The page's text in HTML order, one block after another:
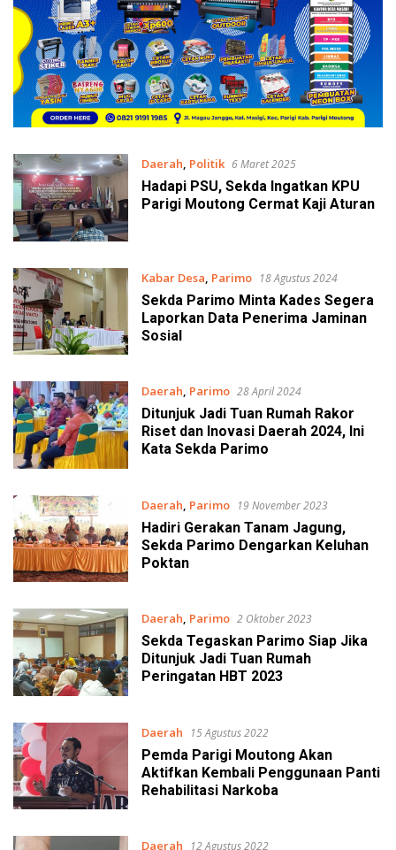
Daerah, Politik 6 Maret 2025
Hadapi PSU, Sekda Ingatkan KPU
Parigi Moutong Cermat Kaji Aturan
Kabar Desa, Parimo 18 Agustus 2024
Sekda Parimo Minta Kades Segera
Laporkan Data Penerima Jaminan
Sosial
Daerah, Parimo 28 April 2024
Ditunjuk Jadi Tuan Rumah Rakor
Riset dan Inovasi Daerah 2024, Ini
Kata Sekda Parimo
Daerah, Parimo 19 November 2023
Hadiri Gerakan Tanam Jagung,
Sekda Parimo Dengarkan Keluhan
Poktan
Daerah, Parimo 2 Oktober 2023
Sekda Tegaskan Parimo Siap Jika
Ditunjuk Jadi Tuan Rumah
Peringatan HBT 2023
Daerah 15 Agustus 2022
Pemda Parigi Moutong Akan
Aktifkan Kembali Penggunaan Panti
Rehabilitasi Narkoba
Daerah 12 Agustus 2022